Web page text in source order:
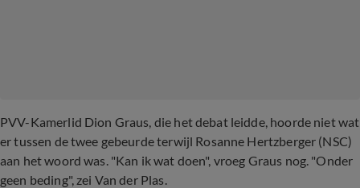
PVV-Kamerlid Dion Graus, die het debat leidde, hoorde niet wat
er tussen de twee gebeurde terwijl Rosanne Hertzberger (NSC)
aan het woord was. "Kan ik wat doen", vroeg Graus nog. "Onder
geen beding", zei Van der Plas.